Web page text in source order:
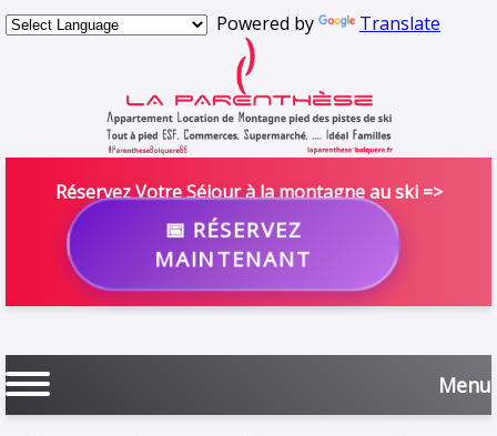
Powered by Translate
Réservez Votre Séjour à la montagne au ski =>
📅 RÉSERVEZ
MAINTENANT
Menu